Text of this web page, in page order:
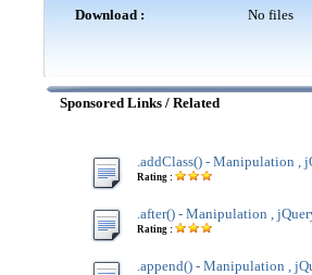
Download :
No files
Sponsored Links / Related
.addClass() - Manipulation ,
Rating :
.after() - Manipulation ,
Rating :
.append() - Manipulation ,